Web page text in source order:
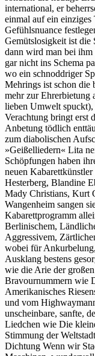
international, er
einmal auf ein einziges
Gefühlsnuance
Gemütslosigkeit ist die
dann wird man bei ihm
gar nicht ins Schema
wo ein schnoddriger
Mehrings ist schon die
mehr zur Ehrerbietung
lieben Umwelt spuckt),
Verachtung bringt erst
Anbetung tödlich
zum diabolischen
»Geißelliedern« Lita
Schöpfungen haben
neuen
Hesterberg, Blandine
Mady Christians, Kurt
Wangenheim sangen
Kabarettprogramm
Berlinischem,
Aggressivem,
wobei für
Ausklang bestens
wie die Arie der
Bravournummern wie
Amerikanisches
und vom
unscheinbare, sanfte,
Liedchen wie Die
Stimmung der
Dichtung Wenn wir